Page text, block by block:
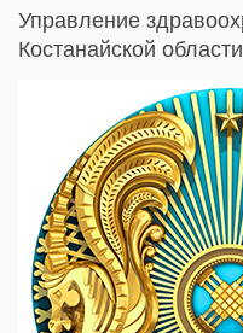
Управление
Костанайской области